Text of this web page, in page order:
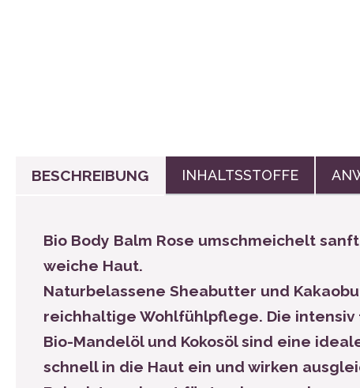
BESCHREIBUNG INHALTSSTOFFE
Bio Body Balm Rose umschmeichelt
weiche Haut.
Naturbelassene Sheabutter und
reichhaltige Wohlfühlpflege. Die
Bio-Mandelöl und Kokosöl sind eine
schnell in die Haut ein und wirken